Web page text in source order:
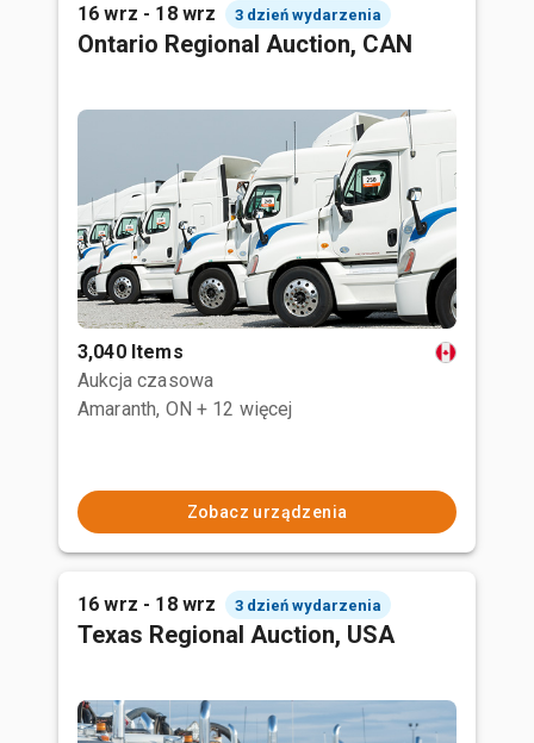
16 wrz - 18 wrz 3 dzień wydarzenia
Ontario Regional Auction, CAN
3,040 Items
Aukcja czasowa
Amaranth, ON + 12 więcej
Zobacz urządzenia
16 wrz - 18 wrz 3 dzień wydarzenia
Texas Regional Auction, USA